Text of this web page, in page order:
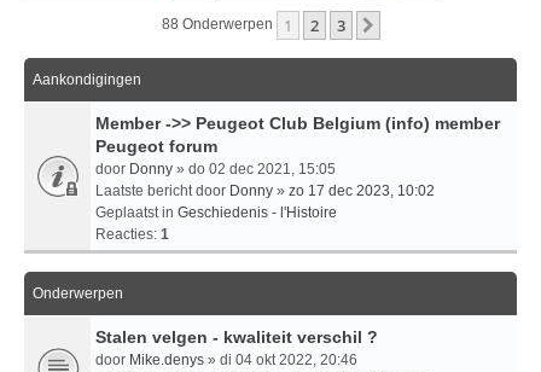
88 Onderwerpen 1 2 3
Aankondigingen
Member ->> Peugeot Club Belgium (info) member
Peugeot forum
door Donny » do 02 dec 2021, 15:05
Laatste bericht door Donny » zo 17 dec 2023, 10:02
Geplaatst in Geschiedenis - l'Histoire
Reacties: 1
Onderwerpen
Stalen velgen - kwaliteit verschil ?
door Mike.denys » di 04 okt 2022, 20:46